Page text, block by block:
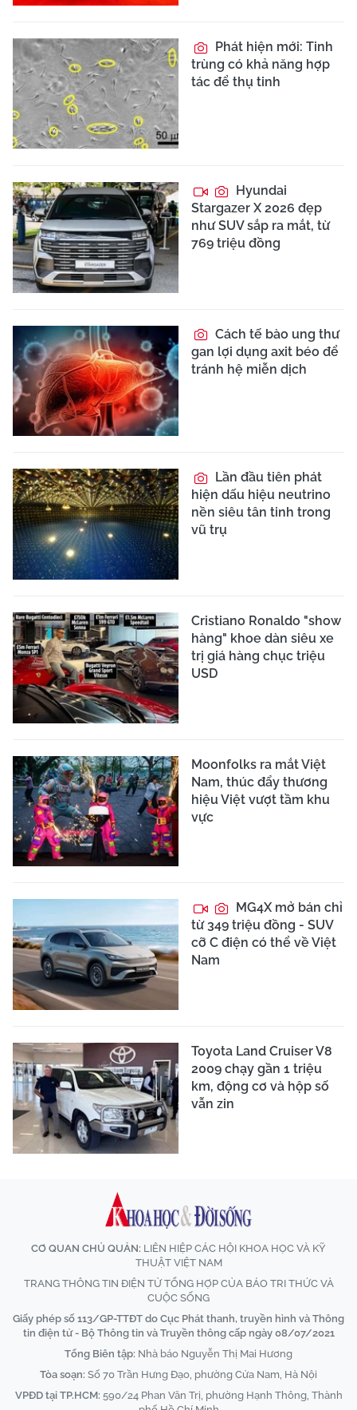
Phát hiện mới: Tinh
trùng có khả năng hợp
tác để thụ tinh
Hyundai
Stargazer X 2026 đẹp
như SUV sắp ra mắt, từ
769 triệu đồng
Cách tế bào ung thư
gan lợi dụng axit béo để
tránh hệ miễn dịch
Lần đầu tiên phát
hiện dấu hiệu neutrino
nền siêu tân tinh trong
vũ trụ
Cristiano Ronaldo "show
hàng" khoe dàn siêu xe
trị giá hàng chục triệu
USD
Moonfolks ra mắt Việt
Nam, thúc đẩy thương
hiệu Việt vượt tầm khu
vực
MG4X mở bán chỉ
từ 349 triệu đồng - SUV
cỡ C điện có thể về Việt
Nam
Toyota Land Cruiser V8
2009 chạy gần 1 triệu
km, động cơ và hộp số
vẫn zin
CƠ QUAN CHỦ QUẢN: LIÊN HIỆP CÁC HỘI KHOA HỌC VÀ KỸ
THUẬT VIỆT NAM
TRANG THÔNG TIN ĐIỆN TỬ TỔNG HỢP CỦA BÁO TRI THỨC VÀ
CUỘC SỐNG
Giấy phép số 113/GP-TTĐT do Cục Phát thanh, truyền hình và Thông
tin điện tử - Bộ Thông tin và Truyền thông cấp ngày 08/07/2021
Tổng Biên tập: Nhà báo Nguyễn Thị Mai Hương
Tòa soạn: Số 70 Trần Hưng Đạo, phường Cửa Nam, Hà Nội
VPĐD tại TP.HCM: 590/24 Phan Văn Trị, phường Hạnh Thông, Thành